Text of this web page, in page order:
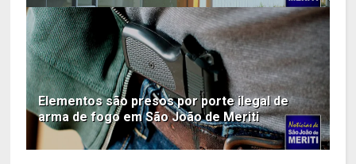
Elementos são presos por porte ilegal de
arma de fogo em São João de Meriti